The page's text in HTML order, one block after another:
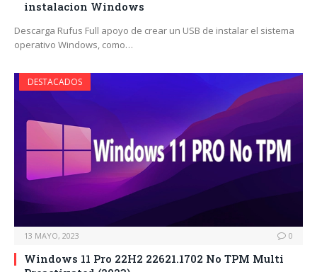
instalacion Windows
Descarga Rufus Full apoyo de crear un USB de instalar el sistema
operativo Windows, como…
DESTACADOS
13 MAYO, 2023 0
Windows 11 Pro 22H2 22621.1702 No TPM Multi